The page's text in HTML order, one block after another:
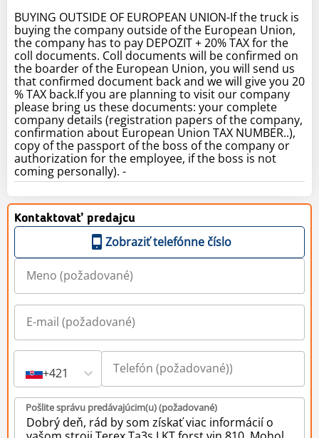
BUYING OUTSIDE OF EUROPEAN UNION-If the truck is
buying the company outside of the European Union,
the company has to pay DEPOZIT + 20% TAX for the
coll documents. Coll documents will be confirmed on
the boarder of the European Union, you will send us
that confirmed document back and we will give you 20
% TAX back.If you are planning to visit our company
please bring us these documents: your complete
company details (registration papers of the company,
confirmation about European Union TAX NUMBER..),
copy of the passport of the boss of the company or
authorization for the employee, if the boss is not
coming personally). -
Kontaktovať predajcu
Zobraziť telefónne číslo
+421
Pošlite správu predávajúcim(u) (požadované)